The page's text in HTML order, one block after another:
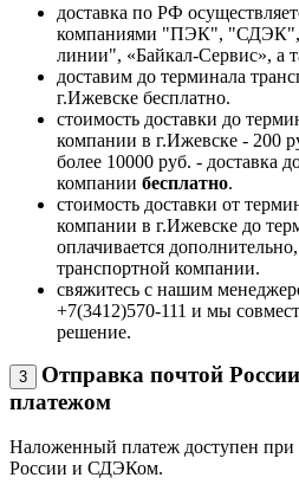
доставка по РФ
компаниями "ПЭК",
линии", «Байкал-Сервис», а
доставим до терминала
г.Ижевске бесплатно.
стоимость доставки до
компании в г.Ижевске - 200
более 10000 руб. - доставка
компании бесплатно.
стоимость доставки от
компании в г.Ижевске до
оплачивается
транспортной компании.
свяжитесь с нашим
+7(3412)570-111 и мы
решение.
3
Отправка почтой
платежом
Наложенный платеж доступен при
России и СДЭКом.